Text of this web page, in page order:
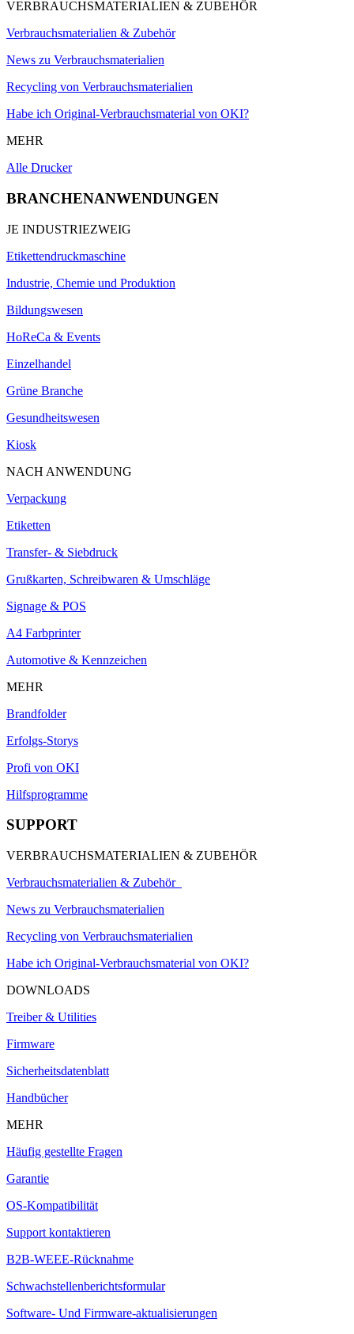
VERBRAUCHSMATERIALIEN & ZUBEHÖR
Verbrauchsmaterialien & Zubehör
News zu Verbrauchsmaterialien
Recycling von Verbrauchsmaterialien
Habe ich Original-Verbrauchsmaterial von OKI?
MEHR
Alle Drucker
BRANCHENANWENDUNGEN
JE INDUSTRIEZWEIG
Etikettendruckmaschine
Industrie, Chemie und Produktion
Bildungswesen
HoReCa & Events
Einzelhandel
Grüne Branche
Gesundheitswesen
Kiosk
NACH ANWENDUNG
Verpackung
Etiketten
Transfer- & Siebdruck
Grußkarten, Schreibwaren & Umschläge
Signage & POS
A4 Farbprinter
Automotive & Kennzeichen
MEHR
Brandfolder
Erfolgs-Storys
Profi von OKI
Hilfsprogramme
SUPPORT
VERBRAUCHSMATERIALIEN & ZUBEHÖR
Verbrauchsmaterialien & Zubehör
News zu Verbrauchsmaterialien
Recycling von Verbrauchsmaterialien
Habe ich Original-Verbrauchsmaterial von OKI?
DOWNLOADS
Treiber & Utilities
Firmware
Sicherheitsdatenblatt
Handbücher
MEHR
Häufig gestellte Fragen
Garantie
OS-Kompatibilität
Support kontaktieren
B2B-WEEE-Rücknahme
Schwachstellenberichtsformular
Software- Und Firmware-aktualisierungen